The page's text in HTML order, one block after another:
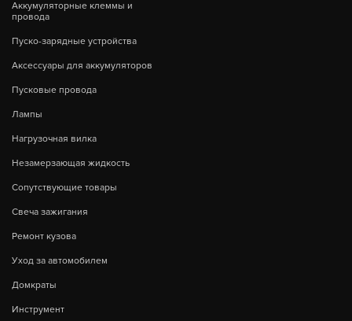
Аккумуляторные клеммы и
провода
Пуско-зарядные устройства
Аксессуары для аккумуляторов
Пусковые провода
Лампы
Нагрузочная вилка
Незамерзающая жидкость
Сопутствующие товары
Свеча зажигания
Ремонт кузова
Уход за автомобилем
Домкраты
Инструмент